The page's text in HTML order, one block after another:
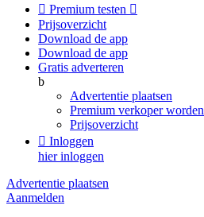
 Premium testen 
Prijsoverzicht
Download de app
Download de app
Gratis adverteren
b
Advertentie plaatsen
Premium verkoper worden
Prijsoverzicht
 Inloggen
hier inloggen
Advertentie plaatsen
Aanmelden